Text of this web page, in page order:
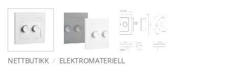
NETTBUTIKK / ELEKTROMATERIELL